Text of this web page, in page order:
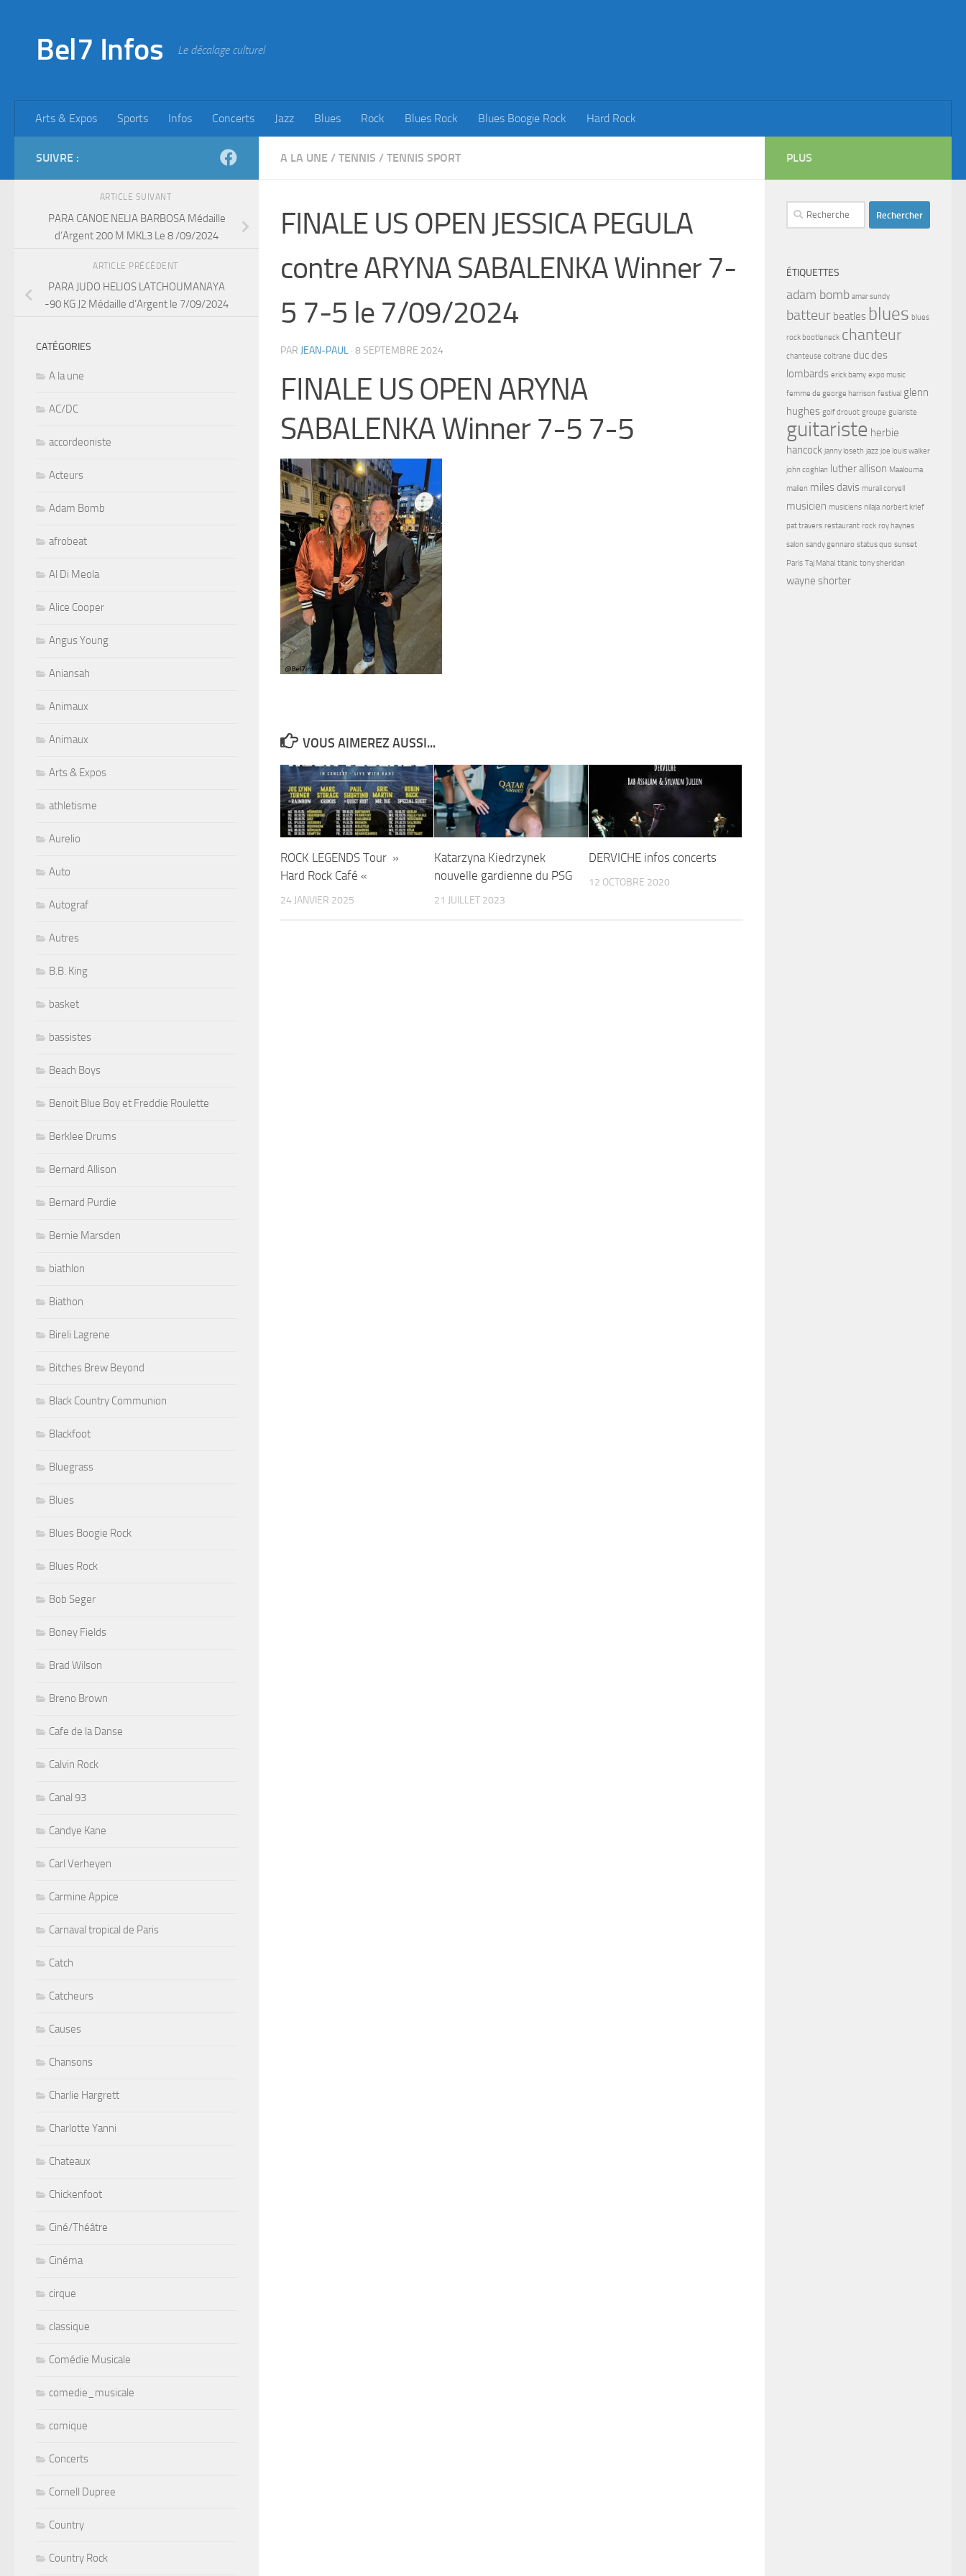
Bel7 Infos Le décalage culturel
Arts & Expos Sports Infos Concerts Jazz Blues Rock Blues Rock Blues Boogie Rock Hard Rock
A LA UNE / TENNIS / TENNIS SPORT
FINALE US OPEN JESSICA PEGULA
contre ARYNA SABALENKA Winner 7-
5 7-5 le 7/09/2024
PAR JEAN-PAUL · 8 SEPTEMBRE 2024
FINALE US OPEN ARYNA
SABALENKA Winner 7-5 7-5
VOUS AIMEREZ AUSSI...
ROCK LEGENDS Tour »
Hard Rock Café «
24 JANVIER 2025
Katarzyna Kiedrzynek
nouvelle gardienne du PSG
21 JUILLET 2023
DERVICHE infos concerts
12 OCTOBRE 2020
SUIVRE :
ARTICLE SUIVANT
PARA CANOE NELIA BARBOSA Médaille
d’Argent 200 M MKL3 Le 8 /09/2024
ARTICLE PRÉCÉDENT
PARA JUDO HELIOS LATCHOUMANAYA
-90 KG J2 Médaille d’Argent le 7/09/2024
CATÉGORIES
A la une
AC/DC
accordeoniste
Acteurs
Adam Bomb
afrobeat
Al Di Meola
Alice Cooper
Angus Young
Aniansah
Animaux
Animaux
Arts & Expos
athletisme
Aurelio
Auto
Autograf
Autres
B.B. King
basket
bassistes
Beach Boys
Benoit Blue Boy et Freddie Roulette
Berklee Drums
Bernard Allison
Bernard Purdie
Bernie Marsden
biathlon
Biathon
Bireli Lagrene
Bitches Brew Beyond
Black Country Communion
Blackfoot
Bluegrass
Blues
Blues Boogie Rock
Blues Rock
Bob Seger
Boney Fields
Brad Wilson
Breno Brown
Cafe de la Danse
Calvin Rock
Canal 93
Candye Kane
Carl Verheyen
Carmine Appice
Carnaval tropical de Paris
Catch
Catcheurs
Causes
Chansons
Charlie Hargrett
Charlotte Yanni
Chateaux
Chickenfoot
Ciné/Théâtre
Cinéma
cirque
classique
Comédie Musicale
comedie_musicale
comique
Concerts
Cornell Dupree
Country
Country Rock
PLUS
Rechercher :
ÉTIQUETTES
adam bomb amar sundy
batteur beatles blues blues
rock bootleneck chanteur
chanteuse coltrane duc des
lombards erick bamy expo music
femme de george harrison festival glenn
hughes golf drouot groupe guiariste
guitariste herbie
hancock janny loseth jazz joe louis walker
john coghlan luther allison Maalouma
malien miles davis murali coryell
musicien musiciens nilaja norbert krief
pat travers restaurant rock roy haynes
salon sandy gennaro status quo sunset
Paris Taj Mahal titanic tony sheridan
wayne shorter